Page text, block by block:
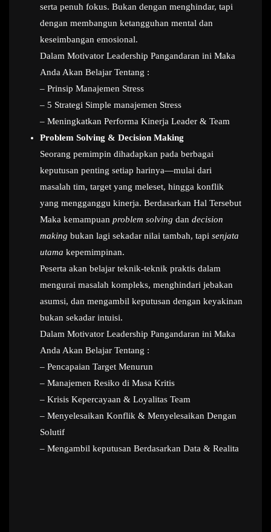
serta penuh fokus. Bukan dengan menghindar, tapi
dengan membangun ketangguhan mental dan
keseimbangan emosional.
Dalam Motivator Leadership Pangandaran ini Maka
Anda Akan Belajar Tentang :
– Prinsip Manajemen Stress
– 5 Strategi Simple manajemen Stress
– Meningkatkan Performa Kinerja Leader & Team
Problem Solving & Decision Making
Seorang pemimpin dihadapkan pada berbagai
keputusan penting setiap harinya—mulai dari
masalah tim, target yang meleset, hingga konflik
yang mengganggu kinerja. Berdasarkan Hal Tersebut
Maka kemampuan problem solving dan decision
making bukan lagi sekadar nilai tambah, tapi senjata
utama kepemimpinan.
Peserta akan belajar teknik-teknik praktis dalam
mengurai masalah kompleks, menghindari jebakan
asumsi, dan mengambil keputusan dengan keyakinan
bukan sekadar intuisi.
Dalam Motivator Leadership Pangandaran ini Maka
Anda Akan Belajar Tentang :
– Pencapaian Target Menurun
– Manajemen Resiko di Masa Kritis
– Krisis Kepercayaan & Loyalitas Team
– Menyelesaikan Konflik & Menyelesaikan Dengan
Solutif
– Mengambil keputusan Berdasarkan Data & Realita